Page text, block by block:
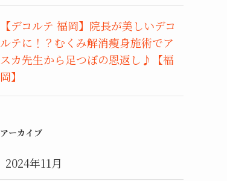
【デコルテ 福岡】院長が美しいデコ
ルテに！？むくみ解消痩身施術でア
スカ先生から足つぼの恩返し♪【福
岡】
アーカイブ
2024年11月